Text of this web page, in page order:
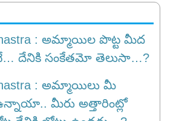
: అమ్మాయిల పొట్ట మీద
దేనికి సంకేతమో తెలుసా…?
: అమ్మాయిలు మీ
మీరు అత్తారింట్లో